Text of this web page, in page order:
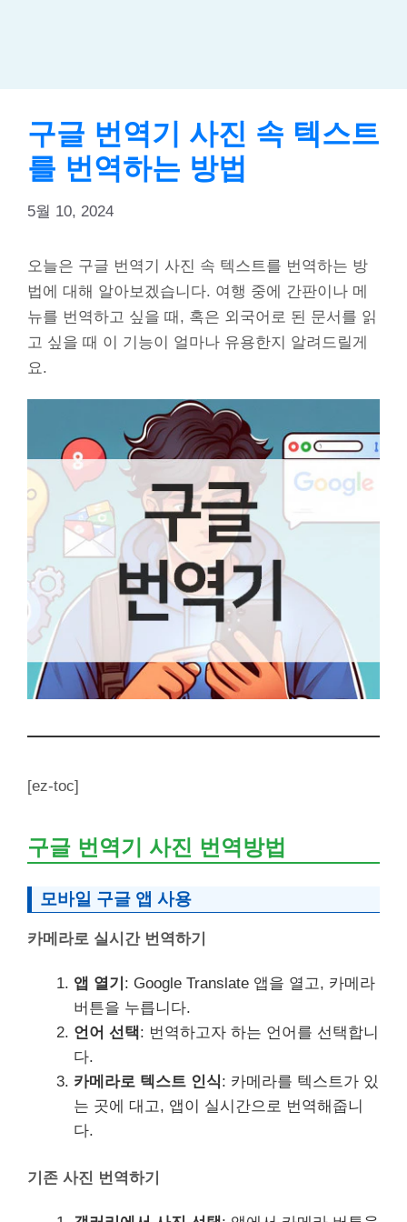
구글 번역기 사진 속 텍스트
를 번역하는 방법
5월 10, 2024
오늘은 구글 번역기 사진 속 텍스트를 번역하는 방
법에 대해 알아보겠습니다. 여행 중에 간판이나 메
뉴를 번역하고 싶을 때, 혹은 외국어로 된 문서를 읽
고 싶을 때 이 기능이 얼마나 유용한지 알려드릴게
요.
[ez-toc]
구글 번역기 사진 번역방법
모바일 구글 앱 사용
카메라로 실시간 번역하기
앱 열기 : Google Translate 앱을 열고, 카메라
버튼을 누릅니다.
언어 선택: 번역하고자 하는 언어를 선택합니
다.
카메라로 텍스트 인식: 카메라를 텍스트가 있
는 곳에 대고, 앱이 실시간으로 번역해줍니
다.
기존 사진 번역하기